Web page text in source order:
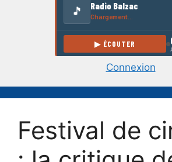
Connexion
Festival de